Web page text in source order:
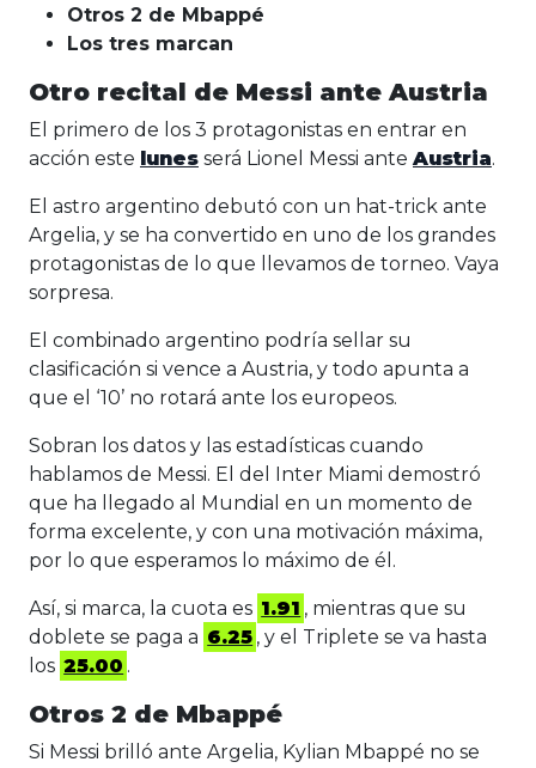
Otros 2 de Mbappé
Los tres marcan
Otro recital de Messi ante Austria
El primero de los 3 protagonistas en entrar en
acción este lunes será Lionel Messi anteAustria.
El astro argentino debutó con un hat-trick ante
Argelia, y se ha convertido en uno de los grandes
protagonistas de lo que llevamos de torneo. Vaya
sorpresa.
El combinado argentino podría sellar su
clasificación si vence a Austria, y todo apunta a
que el ‘10’ no rotará ante los europeos.
Sobran los datos y las estadísticas cuando
hablamos de Messi. El del Inter Miami demostró
que ha llegado al Mundial en un momento de
forma excelente, y con una motivación máxima,
por lo que esperamos lo máximo de él.
Así, si marca, la cuota es 1.91 , mientras que su
doblete se paga a 6.25 , y el Triplete se va hasta
los 25.00 .
Otros 2 de Mbappé
Si Messi brilló ante Argelia, Kylian Mbappé no se